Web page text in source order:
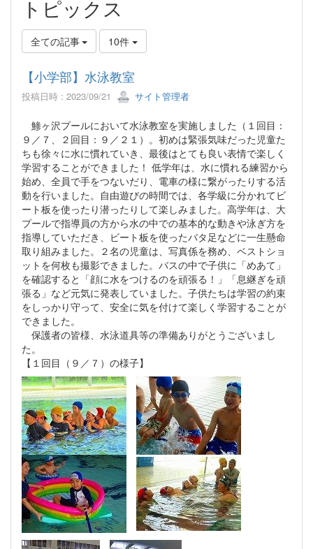
トピックス
全ての記事 10件
【小学部】水泳教室
投稿日時 : 2023/09/21 サイト管理者
鯵ヶ沢プールにおいて水泳教室を実施しました（１回目：
９／７、２回目：９／２１）。初めは緊張気味だった児童た
ちも徐々に水に慣れていき、最後はとても良い表情で楽しく
学習することができました！ 低学年は、水に慣れる練習から
始め、全員で手をつないだり、電車の様に繋がったりする活
動を行いました。自由遊びの時間では、各学級に分かれてビ
ート板を使ったり潜ったりして楽しみました。高学年は、大
プールで指導員の方から水の中での基本的な動きや泳ぎ方を
指導していただき、ビート板を使ったバタ足などに一生懸命
取り組みました。２名の児童は、写真係を務め、ベストショ
ットを何枚も撮影できました。バスの中で子供に「めあて」
を確認すると「顔に水をつけるのを頑張る！」「息継ぎを頑
張る」など元気に発表していました。子供たちは学習の約束
をしっかり守って、安全に気を付けて楽しく学習することが
できました。
保護者の皆様、水泳道具等の準備ありがとうございまし
た。
【１回目（９／７）の様子】